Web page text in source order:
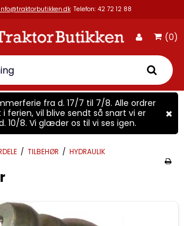
Vi er 100% Dansk virksomhed
(0)
fra d. 17/7 til 7/8. Alle ordrer
ferien, vil blive sendt så snart vi er
10/8. Vi glæder os til vi ses igen.
/ TILBEHØR / HYDRAULIK